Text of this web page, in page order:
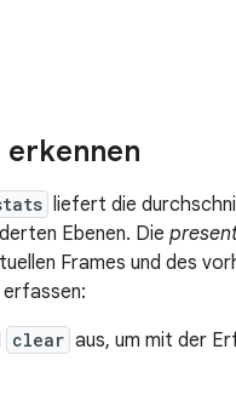
erkennen
liefert die
Ebenen. Die
Frames und des
erfassen:
clear aus, um mit der